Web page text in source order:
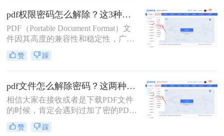
么pdf编辑密码怎么解除呢？本文将介
绍三种解除PDF编辑密码的方法。
pdf权限密码怎么解除？这3种破解方法来看看！
PDF（Portable Document Format）文
件因其高度的兼容性和稳定性，广泛
应用于文档传输和保存。然而，为了
保护文件内容不被随意编辑或复制，
您需要编辑或复制PDF文件中的内容
时，就需要先解除这些权限密码。那
么pdf权限密码怎么解除呢？以下将详
细介绍几种解除PDF权限密码的方
法。
赞 踩
pdf文件怎么解除密码？这两种解密方法很简单！
相信大家在接收或者是下载PDF文件
的时候，肯定会遇到过加了密的PDF
文件，这就让我们每次打开都需要输
入文件密码，时间久了还可能会忘记
赞 踩